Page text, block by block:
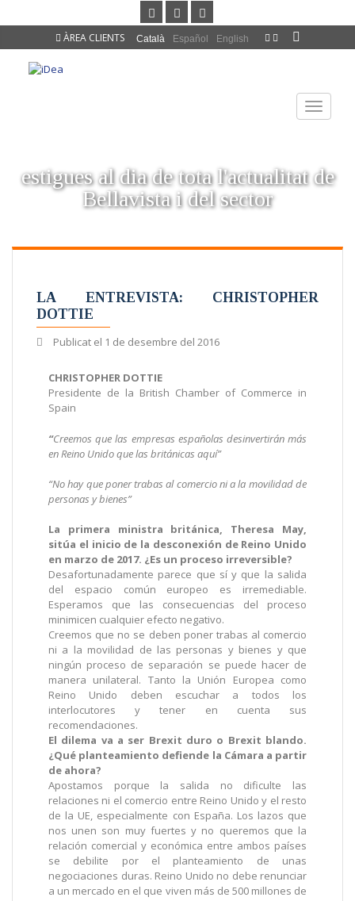
Català Español English
ÀREA CLIENTS
TOGGLE
estigues al dia de tota l'actualitat de
Bellavista i del sector
LA ENTREVISTA: CHRISTOPHER
DOTTIE
Publicat el 1 de desembre del 2016
CHRISTOPHER DOTTIE
Presidente de la British Chamber of Commerce in
Spain
“Creemos que las empresas españolas desinvertirán más
en Reino Unido que las británicas aquí”
“No hay que poner trabas al comercio ni a la movilidad de
personas y bienes”
La primera ministra británica, Theresa May,
sitúa el inicio de la desconexión de Reino Unido
en marzo de 2017. ¿Es un proceso irreversible?
Desafortunadamente parece que sí y que la salida
del espacio común europeo es irremediable.
Esperamos que las consecuencias del proceso
minimicen cualquier efecto negativo.
Creemos que no se deben poner trabas al comercio
ni a la movilidad de las personas y bienes y que
ningún proceso de separación se puede hacer de
manera unilateral. Tanto la Unión Europea como
Reino Unido deben escuchar a todos los
interlocutores y tener en cuenta sus
recomendaciones.
El dilema va a ser Brexit duro o Brexit blando.
¿Qué planteamiento defiende la Cámara a partir
de ahora?
Apostamos porque la salida no dificulte las
relaciones ni el comercio entre Reino Unido y el resto
de la UE, especialmente con España. Los lazos que
nos unen son muy fuertes y no queremos que la
relación comercial y económica entre ambos países
se debilite por el planteamiento de unas
negociaciones duras. Reino Unido no debe renunciar
a un mercado en el que viven más de 500 millones de